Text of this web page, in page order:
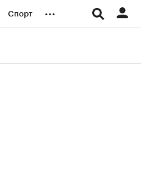
Спорт ...